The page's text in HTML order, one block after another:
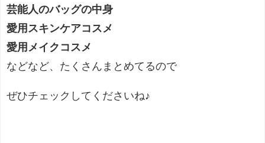
芸能人のバッグの中身
愛用スキンケアコスメ
愛用メイクコスメ
などなど、たくさんまとめてるので
ぜひチェックしてくださいね♪